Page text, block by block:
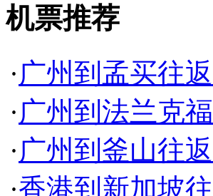
机票推荐
·广州到孟买往
·广州到法兰克
·广州到釜山往
·香港到新加坡